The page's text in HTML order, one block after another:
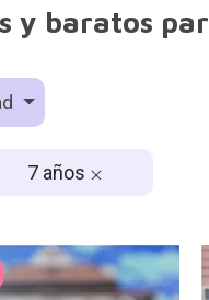
y baratos
7 años